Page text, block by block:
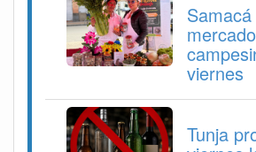
mercado
viernes
Tunja